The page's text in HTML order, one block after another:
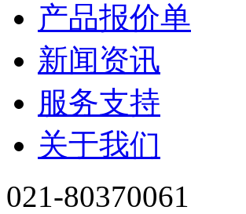
产品报价单
新闻资讯
服务支持
关于我们
021-80370061